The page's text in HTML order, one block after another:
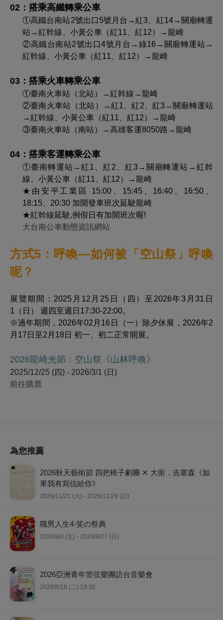
02：搭乘高鐵轉乘公車
①高鐵台南站2號出口5號月台→紅3、紅14→關廟轉運
站→紅幹線、小黃公車（紅11、紅12）→龍崎
②高鐵台南站2號出口4號月台→綠16→關廟轉運站→
紅幹線、小黃公車（紅11、紅12）→龍崎
03：搭乘火車轉乘公車
①臺南火車站（北站）→紅幹線→龍崎
②臺南火車站（北站）→紅1、紅2、紅3→關廟轉運站
→紅幹線、小黃公車（紅11、紅12）→龍崎
③臺南火車站（南站）→高雄客運8050路→龍崎
04：搭乘客運轉乘公車
①臺南轉運站→紅1、紅2、紅3→關廟轉運站→紅幹
線、小黃公車（紅11、紅12）→龍崎
★ 由安平工業區 15:00、15:45、16:40、16:50、
18:15、20:30 加開發車班次延駛龍崎
★紅幹線延駛,例假日有加開班次喔!
大台南公車動態資訊網站
方式5：呼喚—如何被「空山祭」呼喚
呢？
展覽期間：2025月12月25日（四）至2026年3月31日
1（日） 週四至週日17:30-22:00。
※過年期間，2026年02月16日（一）除夕休展，2026年2
月17日至2月18日 初一、初二正常開展。
2026龍崎光節：空山祭《山林呼喚》
2025/12/25 (四) - 2026/3/1 (日)
前往購票
為您推薦
2026秋天藝術節 四把椅子劇團 ✕ 大衛．吉塞森《如
果我有寫信給你》
2026/11/21 (六) - 2026/11/29 (日)
職男人生4-笑の祭典
2026/9/4 (五) - 2026/9/27 (日)
2026亞洲青年管弦樂團訪台音樂會
2026/8/18 (二) 19:30